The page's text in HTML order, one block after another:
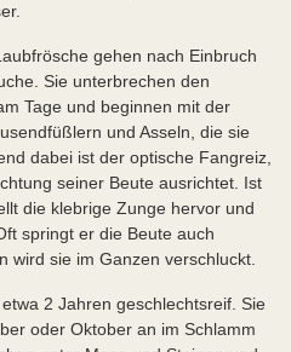
gehen nach Einbruch
Sie unterbrechen den
Tage und beginnen mit der
und Asseln, die sie
dabei ist der optische Fangreiz,
seiner Beute ausrichtet. Ist
die klebrige Zunge hervor und
springt er die Beute auch
wird sie im Ganzen verschluckt.
2 Jahren geschlechtsreif. Sie
oder Oktober an im Schlamm